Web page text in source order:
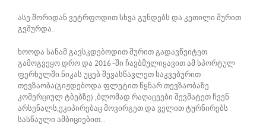
ასე შორიდან ვეტრფოდით სხვა გუნდებს და კეთილი შურით
გვშურდა..
ხოოდა სანამ გავსკდებოდით შურით გადავწვიტეთ
გამოგვეყო დრო და 2016 -ში ჩავბმულიყავით ამ სპორტულ
ფერხულში.ნიკას უცებ შევასწავლეთ საკვებურით
თევზაობა(გიჟდებოდა ფლეტით წყნარ თევზაობაზე
კომერციულ ტბებზე) ,ბლომად რაღაცეები შევმატეთ ჩვენ
არსენალს,ეკიპირებაც მოვირგეთ და ველით ტურნირებს
სასწაული ამბიციებით. .